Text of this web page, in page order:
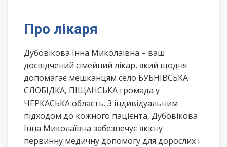
Про лікаря
Дубовікова Інна Миколаївна – ваш
досвідчений сімейний лікар, який щодня
допомагає мешканцям село БУБНІВСЬКА
СЛОБІДКА, ПІЩАНСЬКА громада у
ЧЕРКАСЬКА область. З індивідуальним
підходом до кожного пацієнта, Дубовікова
Інна Миколаївна забезпечує якісну
первинну медичну допомогу для дорослих і